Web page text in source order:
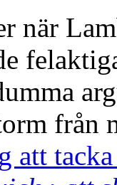
när
från
att